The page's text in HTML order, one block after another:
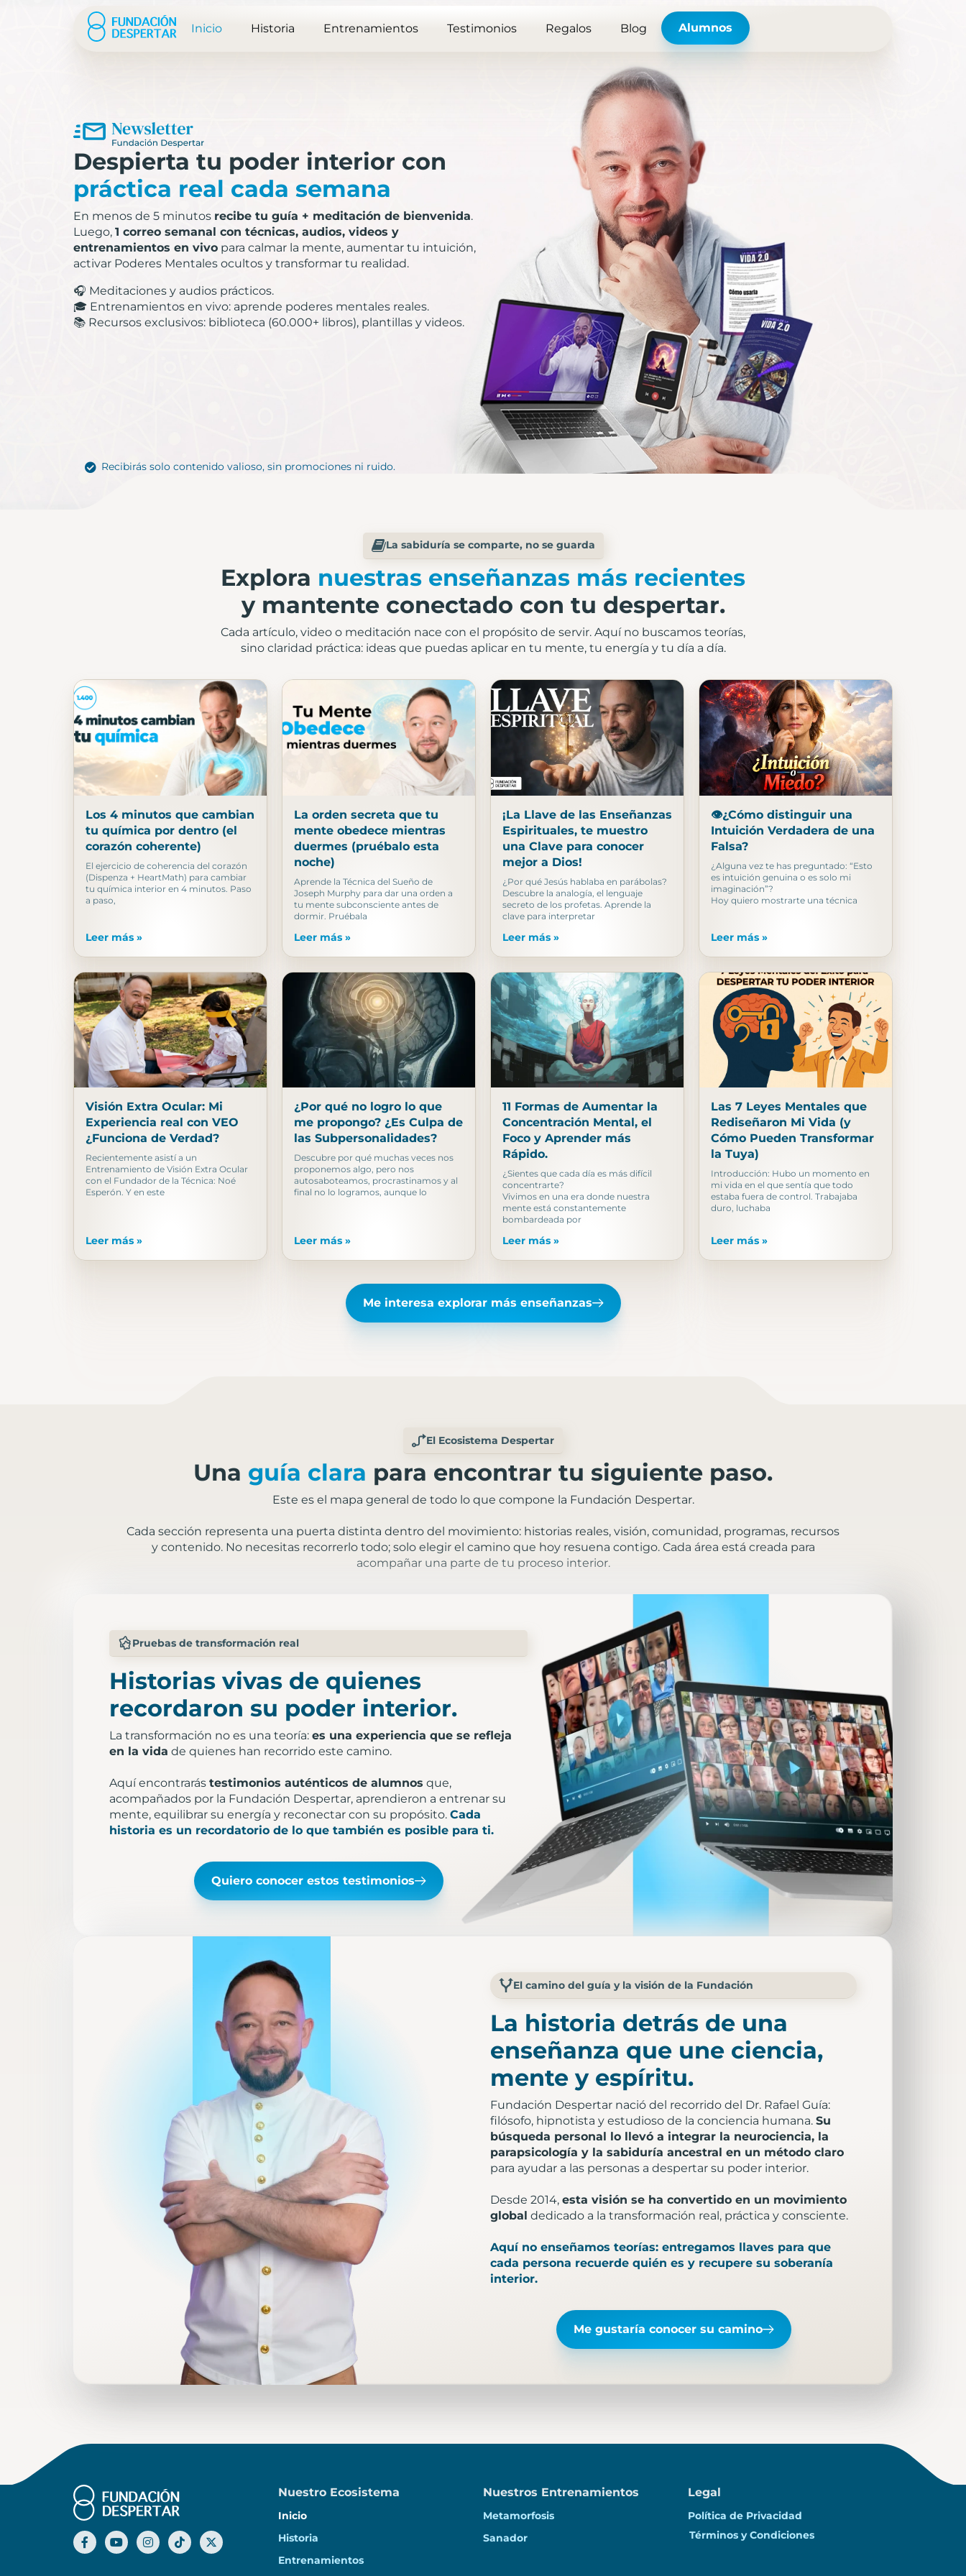
Inicio Historia Entrenamientos Testimonios Regalos Blog Alumnos
Despierta tu poder interior con
práctica real cada semana
En menos de 5 minutos recibe tu guía + meditación de bienvenida.
Luego, 1 correo semanal con técnicas, audios, videos y
entrenamientos en vivo para calmar la mente, aumentar tu intuición,
activar Poderes Mentales ocultos y transformar tu realidad.
🎧 Meditaciones y audios prácticos.
🎓 Entrenamientos en vivo: aprende poderes mentales reales.
📚 Recursos exclusivos: biblioteca (60.000+ libros), plantillas y videos.
Recibirás solo contenido valioso, sin promociones ni ruido.​
La sabiduría se comparte, no se guarda
Explora nuestras enseñanzas más recientes
y mantente conectado con tu despertar.
Cada artículo, video o meditación nace con el propósito de servir. Aquí no buscamos teorías,
sino claridad práctica: ideas que puedas aplicar en tu mente, tu energía y tu día a día.
Los 4 minutos que cambian
tu química por dentro (el
corazón coherente)
El ejercicio de coherencia del corazón
(Dispenza + HeartMath) para cambiar
tu química interior en 4 minutos. Paso
a paso,
Leer más »
La orden secreta que tu
mente obedece mientras
duermes (pruébalo esta
noche)
Aprende la Técnica del Sueño de
Joseph Murphy para dar una orden a
tu mente subconsciente antes de
dormir. Pruébala
Leer más »
¡La Llave de las Enseñanzas
Espirituales, te muestro
una Clave para conocer
mejor a Dios!
¿Por qué Jesús hablaba en parábolas?
Descubre la analogía, el lenguaje
secreto de los profetas. Aprende la
clave para interpretar
Leer más »
👁️¿Cómo distinguir una
Intuición Verdadera de una
Falsa?
¿Alguna vez te has preguntado: “Esto
es intuición genuina o es solo mi
imaginación”?
Hoy quiero mostrarte una técnica
Leer más »
Visión Extra Ocular: Mi
Experiencia real con VEO
¿Funciona de Verdad?
Recientemente asistí a un
Entrenamiento de Visión Extra Ocular
con el Fundador de la Técnica: Noé
Esperón. Y en este
Leer más »
¿Por qué no logro lo que
me propongo? ¿Es Culpa de
las Subpersonalidades?
Descubre por qué muchas veces nos
proponemos algo, pero nos
autosaboteamos, procrastinamos y al
final no lo logramos, aunque lo
Leer más »
11 Formas de Aumentar la
Concentración Mental, el
Foco y Aprender más
Rápido.
¿Sientes que cada día es más difícil
concentrarte?
Vivimos en una era donde nuestra
mente está constantemente
bombardeada por
Leer más »
Las 7 Leyes Mentales que
Rediseñaron Mi Vida (y
Cómo Pueden Transformar
la Tuya)
Introducción: Hubo un momento en
mi vida en el que sentía que todo
estaba fuera de control. Trabajaba
duro, luchaba
Leer más »
Me interesa explorar más enseñanzas
El Ecosistema Despertar
Una guía clara para encontrar tu siguiente paso.
Este es el mapa general de todo lo que compone la Fundación Despertar.
Cada sección representa una puerta distinta dentro del movimiento: historias reales, visión, comunidad, programas, recursos
y contenido. No necesitas recorrerlo todo; solo elegir el camino que hoy resuena contigo. Cada área está creada para
acompañar una parte de tu proceso interior.
Pruebas de transformación real
Historias vivas de quienes
recordaron su poder interior.
La transformación no es una teoría: es una experiencia que se refleja
en la vida de quienes han recorrido este camino.
Aquí encontrarás testimonios auténticos de alumnos que,
acompañados por la Fundación Despertar, aprendieron a entrenar su
mente, equilibrar su energía y reconectar con su propósito. Cada
historia es un recordatorio de lo que también es posible para ti.
Quiero conocer estos testimonios
El camino del guía y la visión de la Fundación
La historia detrás de una
enseñanza que une ciencia,
mente y espíritu.
Fundación Despertar nació del recorrido del Dr. Rafael Guía:
filósofo, hipnotista y estudioso de la conciencia humana. Su
búsqueda personal lo llevó a integrar la neurociencia, la
parapsicología y la sabiduría ancestral en un método claro
para ayudar a las personas a despertar su poder interior.
Desde 2014, esta visión se ha convertido en un movimiento
global dedicado a la transformación real, práctica y consciente.
Aquí no enseñamos teorías: entregamos llaves para que
cada persona recuerde quién es y recupere su soberanía
interior.
Me gustaría conocer su camino
Nuestro Ecosistema
Inicio
Historia
Entrenamientos
Nuestros Entrenamientos
Metamorfosis
Sanador
Legal
Política de Privacidad
Términos y Condiciones